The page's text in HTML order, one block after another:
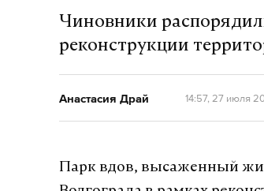
Чиновники
реконструкции
Анастасия Драй 14:57, 27 июля
Парк вдов, высаженный